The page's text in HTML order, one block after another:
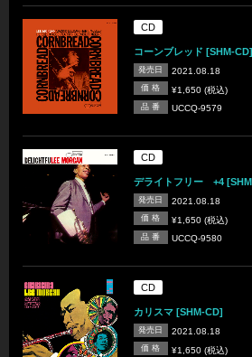
CD
コーンブレッド [SHM-CD]
発売日 2021.08.18
価 格 ¥1,650 (税込)
品 番 UCCQ-9579
CD
デライトフリー +4
発売日 2021.08.18
価 格 ¥1,650 (税込)
品 番 UCCQ-9580
CD
カリスマ [SHM-CD]
発売日 2021.08.18
価 格 ¥1,650 (税込)